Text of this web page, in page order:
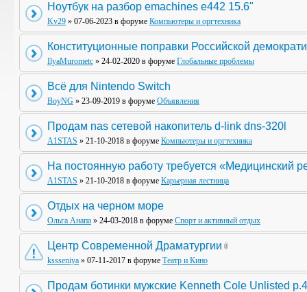
Ноутбук на разбор emachines e442 15.6"
Kv29 » 07-06-2023 в форуме Компьютеры и оргтехника
Конституционные поправки Российской
IlyaMurometc » 24-02-2020 в форуме Глобальные проблемы
Всё для Nintendo Switch
BoyNG » 23-09-2019 в форуме Объявления
Продам nas сетевой накопитель d-link dns-320l
A1STAS » 21-10-2018 в форуме Компьютеры и оргтехника
На постоянную работу требуется «Медицинский
A1STAS » 21-10-2018 в форуме Карьерная лестница
Отдых на черном море
Ольга Анапа » 24-03-2018 в форуме Спорт и активный отдых
Центр Современной Драматургии
kssseniya » 07-11-2017 в форуме Театр и Кино
Продам ботинки мужские Kenneth Cole Unlisted